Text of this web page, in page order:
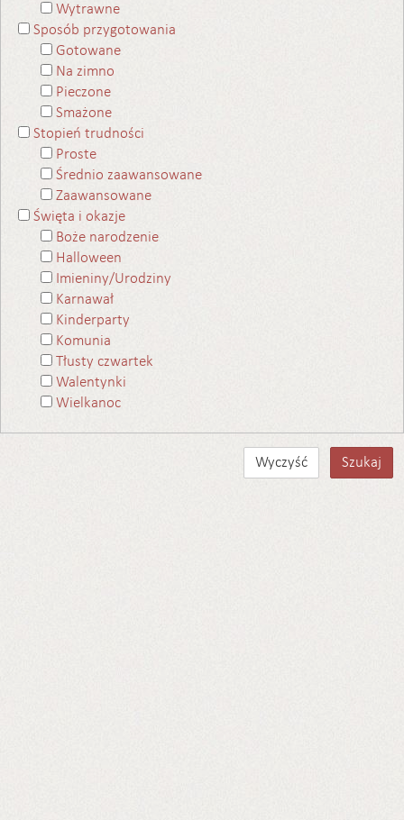
Wytrawne
Sposób przygotowania
Gotowane
Na zimno
Pieczone
Smażone
Stopień trudności
Proste
Średnio zaawansowane
Zaawansowane
Święta i okazje
Boże narodzenie
Halloween
Imieniny/Urodziny
Karnawał
Kinderparty
Komunia
Tłusty czwartek
Walentynki
Wielkanoc